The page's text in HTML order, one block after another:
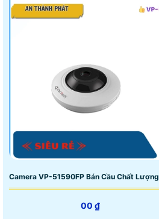
Camera VP-51590FP Bán Cầu Chất Lượng
00 ₫